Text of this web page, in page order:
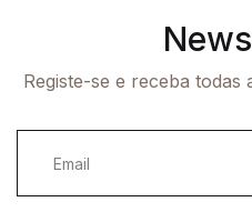
Registe-se e receba todas